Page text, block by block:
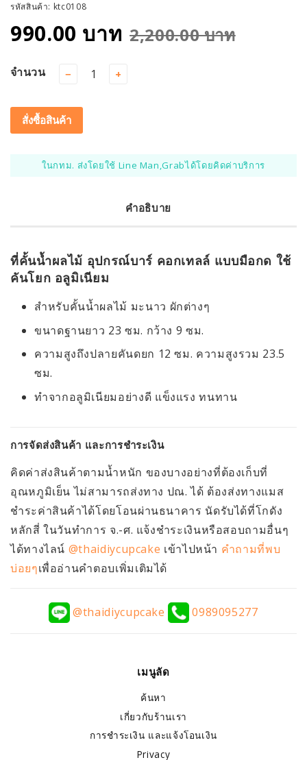
รหัสสินค้า: ktc0108
990.00 บาท 2,200.00 บาท
จำนวน − +
สั่งซื้อสินค้า
ในกทม. ส่งโดยใช้ Line Man,Grabได้โดยคิดค่าบริการ
คำอธิบาย
ที่คั้นน้ำผลไม้ อุปกรณ์บาร์ คอกเทลล์ แบบมือกด ใช้
คันโยก อลูมิเนียม
สำหรับคั้นน้ำผลไม้ มะนาว ผักต่างๆ
ขนาดฐานยาว 23 ซม. กว้าง 9 ซม.
ความสูงถึงปลายคันดยก 12 ซม. ความสูงรวม 23.5
ซม.
ทำจากอลูมิเนียมอย่างดี แข็งแรง ทนทาน
การจัดส่งสินค้า และการชำระเงิน
คิดค่าส่งสินค้าตามน้ำหนัก ของบางอย่างที่ต้องเก็บที่
อุณหภูมิเย็น ไม่สามารถส่งทาง ปณ. ได้ ต้องส่งทางแมส
ชำระค่าสินค้าได้โดยโอนผ่านธนาคาร นัดรับได้ที่โกดัง
หลักสี่ ในวันทำการ จ.-ศ. แจ้งชำระเงินหรือสอบถามอื่นๆ
ได้ทางไลน์ @thaidiycupcake เข้าไปหน้า คำถามที่พบ
บ่อยๆเพื่ออ่านคำตอบเพิ่มเติมได้
@thaidiycupcake 0989095277
เมนูลัด
ค้นหา
เกี่ยวกับร้านเรา
การชำระเงิน และแจ้งโอนเงิน
Privacy